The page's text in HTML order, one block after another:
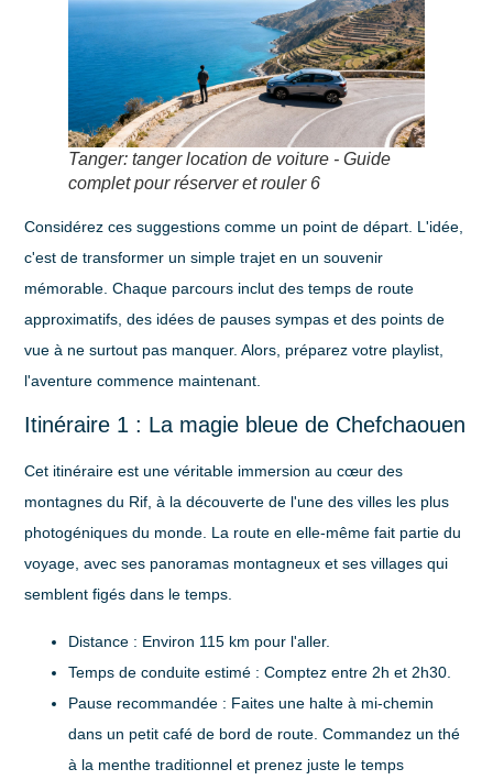
Tanger: tanger location de voiture - Guide
complet pour réserver et rouler 6
Considérez ces suggestions comme un point de départ. L'idée,
c'est de transformer un simple trajet en un souvenir
mémorable. Chaque parcours inclut des temps de route
approximatifs, des idées de pauses sympas et des points de
vue à ne surtout pas manquer. Alors, préparez votre playlist,
l'aventure commence maintenant.
Itinéraire 1 : La magie bleue de Chefchaouen
Cet itinéraire est une véritable immersion au cœur des
montagnes du Rif, à la découverte de l'une des villes les plus
photogéniques du monde. La route en elle-même fait partie du
voyage, avec ses panoramas montagneux et ses villages qui
semblent figés dans le temps.
Distance : Environ 115 km pour l'aller.
Temps de conduite estimé : Comptez entre 2h et 2h30.
Pause recommandée : Faites une halte à mi-chemin
dans un petit café de bord de route. Commandez un thé
à la menthe traditionnel et prenez juste le temps